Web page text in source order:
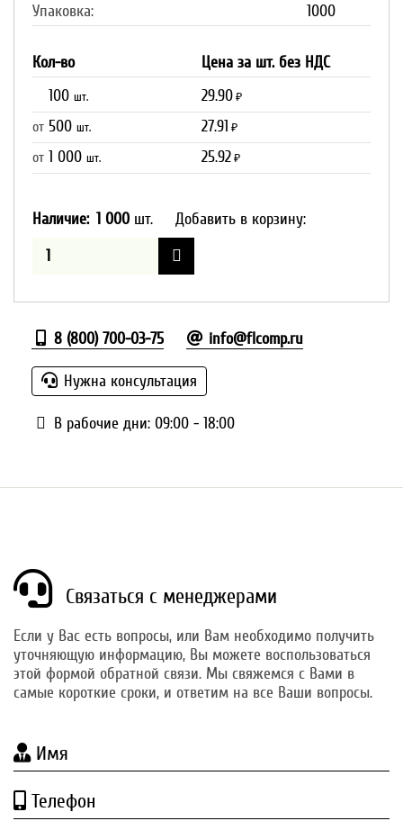
Упаковка:
1000
Кол-во
Цена за шт. без НДС
100 шт. 29.90 ₽
от 500 шт. 27.91 ₽
от 1 000 шт. 25.92 ₽
Наличие: 1 000 шт. Добавить в корзину:
8 (800) 700-03-75 info@flcomp.ru
Нужна консультация
В рабочие дни: 09:00 - 18:00
Связаться с менеджерами
Если у Вас есть вопросы, или Вам необходимо получить
уточняющую информацию, Вы можете воспользоваться
этой формой обратной связи. Мы свяжемся с Вами в
самые короткие сроки, и ответим на все Ваши вопросы.
Имя
Телефон